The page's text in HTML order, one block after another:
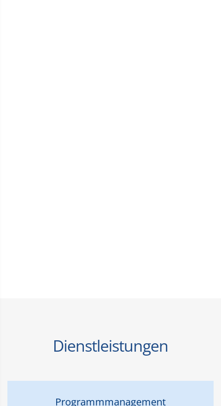
Dienstleistungen
Programmmanagement